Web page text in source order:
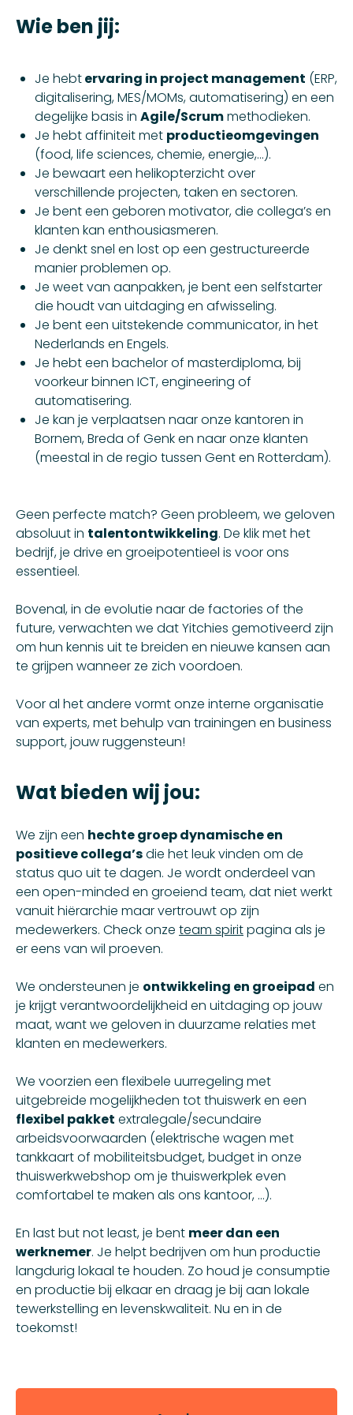
Wie ben jij:
Je hebtervaring in project management (ERP,
digitalisering, MES/MOMs, automatisering) en een
degelijke basis in Agile/Scrummethodieken.
Je hebt affiniteit met productieomgevingen
(food, life sciences, chemie, energie,…).
Je bewaart een helikopterzicht over
verschillende projecten, taken en sectoren.
Je bent een geboren motivator, die collega’s en
klanten kan enthousiasmeren.
Je denkt snel en lost op een gestructureerde
manier problemen op.
Je weet van aanpakken, je bent een selfstarter
die houdt van uitdaging en afwisseling.
Je bent een uitstekende communicator, in het
Nederlands en Engels.
Je hebt een bachelor of masterdiploma, bij
voorkeur binnen ICT, engineering of
automatisering.
Je kan je verplaatsen naar onze kantoren in
Bornem, Breda of Genk en naar onze klanten
(meestal in de regio tussen Gent en Rotterdam).
Geen perfecte match? Geen probleem, we geloven
absoluut in talentontwikkeling. De klik met het
bedrijf, je drive en groeipotentieel is voor ons
essentieel.
Bovenal, in de evolutie naar de factories of the
future, verwachten we dat Yitchies gemotiveerd zijn
om hun kennis uit te breiden en nieuwe kansen aan
te grijpen wanneer ze zich voordoen.
Voor al het andere vormt onze interne organisatie
van experts, met behulp van trainingen en business
support, jouw ruggensteun!
Wat bieden wij jou:
We zijn een hechte groep dynamische en
positieve collega’sdie het leuk vinden om de
status quo uit te dagen. Je wordt onderdeel van
een open-minded en groeiend team, dat niet werkt
vanuit hiërarchie maar vertrouwt op zijn
medewerkers. Check onze team spiritpagina als je
er eens van wil proeven.
We ondersteunen je ontwikkeling en groeipad en
je krijgt verantwoordelijkheid en uitdaging op jouw
maat, want we geloven in duurzame relaties met
klanten en medewerkers.
We voorzien een flexibele uurregeling met
uitgebreide mogelijkheden tot thuiswerk en een
flexibel pakket extralegale/secundaire
arbeidsvoorwaarden (elektrische wagen met
tankkaart of mobiliteitsbudget, budget in onze
thuiswerkwebshop om je thuiswerkplek even
comfortabel te maken als ons kantoor, ...).
En last but not least, je bent meer dan een
werknemer. Je helpt bedrijven om hun productie
langdurig lokaal te houden. Zo houd je consumptie
en productie bij elkaar en draag je bij aan lokale
tewerkstelling en levenskwaliteit. Nu en in de
toekomst!